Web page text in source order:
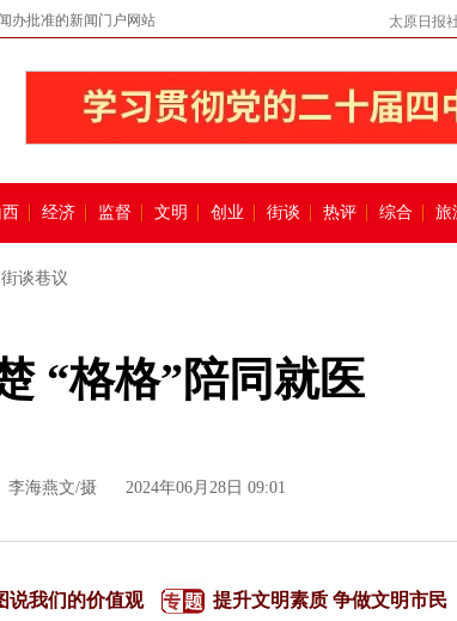
办批准的新闻门户网站 太原日报
经济 监督 文明 创业 街谈 热评 综合 旅
街谈巷议
“格格”陪同就医
李海燕文/摄 2024年06月28日 09:01
说我们的价值观 提升文明素质 争做文明市民